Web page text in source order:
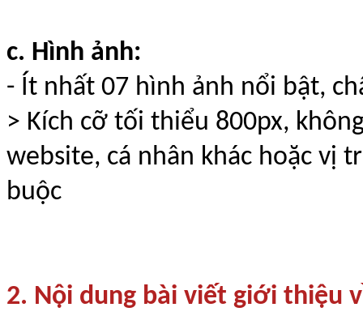
c. Hình ảnh:
- Ít nhất 07 hình ảnh nổi bật,
> Kích cỡ tối thiểu 800px,
website, cá nhân khác hoặc vị
buộc
2. Nội dung bài viết giới thiệu